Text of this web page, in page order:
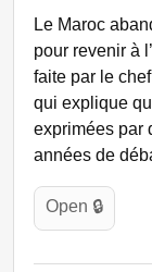
Le Maroc
pour revenir à
faite par le
qui explique
exprimées par
années de
Open 🔒